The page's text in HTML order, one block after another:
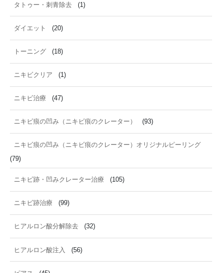
タトゥー・刺青除去 (1)
ダイエット (20)
トーニング (18)
ニキビクリア (1)
ニキビ治療 (47)
ニキビ痕の凹み（ニキビ痕のクレーター） (93)
ニキビ痕の凹み（ニキビ痕のクレーター）オリジナルピーリング
(79)
ニキビ跡・凹みクレーター治療 (105)
ニキビ跡治療 (99)
ヒアルロン酸分解除去 (32)
ヒアルロン酸注入 (56)